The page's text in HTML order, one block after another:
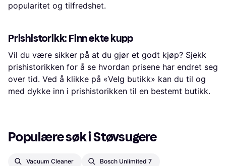
popularitet og tilfredshet.
Prishistorikk: Finn ekte kupp
Vil du være sikker på at du gjør et godt kjøp? Sjekk
prishistorikken for å se hvordan prisene har endret seg
over tid. Ved å klikke på «Velg butikk» kan du til og
med dykke inn i prishistorikken til en bestemt butikk.
Populære søk i Støvsugere
Vacuum Cleaner Bosch Unlimited 7